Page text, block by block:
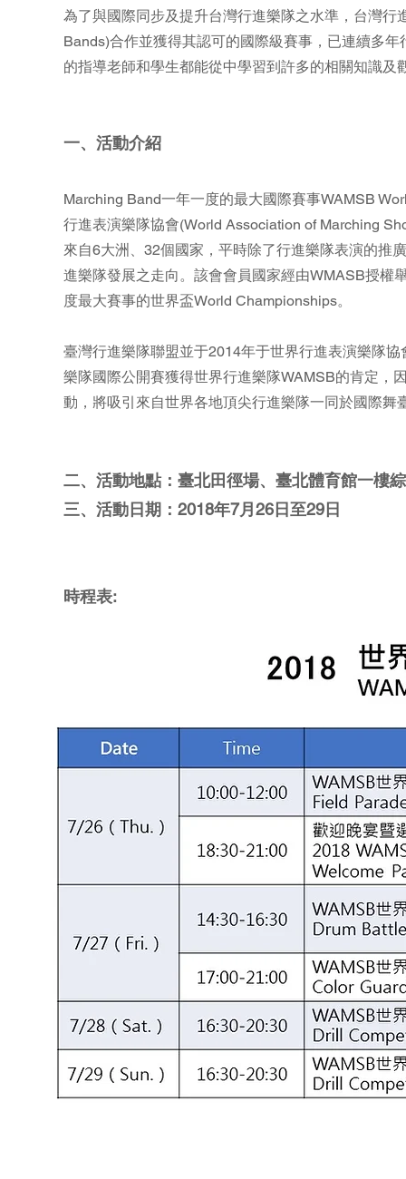
為了與國際同步及提升台灣行進樂隊之水準，台灣
Bands)合作並獲得其認可的國際級賽事，已連續多
的指導老師和學生都能從中學習到許多的相關知識
一、活動介紹
Marching Band一年一度的最大國際賽事WAMSB
行進表演樂隊協會(World Association of Marching
來自6大洲、32個國家，平時除了行進樂隊表演的推
進樂隊發展之走向。該會會員國家經由WMASB授權
度最大賽事的世界盃World Championships。
臺灣行進樂隊聯盟並于2014年于世界行進表演樂隊
樂隊國際公開賽獲得世界行進樂隊WAMSB的肯定，
動，將吸引來自世界各地頂尖行進樂隊一同於國際舞
二、活動地點：臺北田徑場、臺北體育館一樓
三、活動日期：2018年7月26日至29日
時程表: